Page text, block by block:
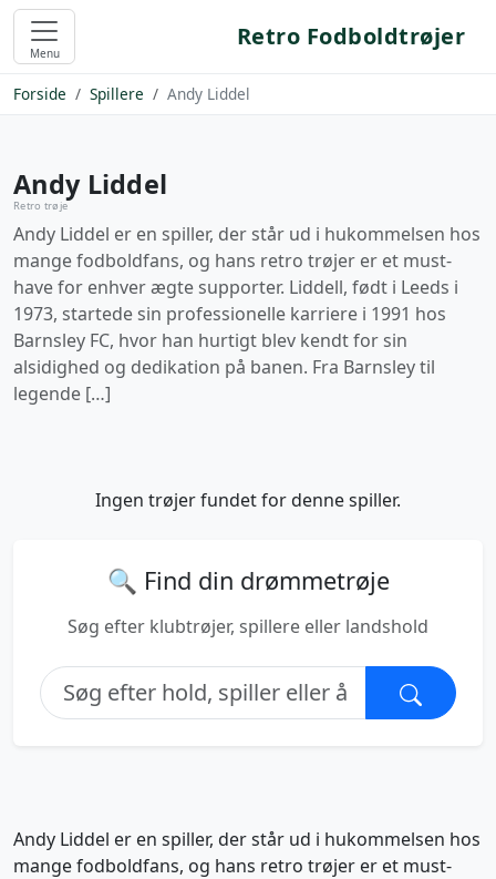
Menu
Retro Fodboldtrøjer
Forside Spillere Andy Liddel
Andy Liddel
Retro trøje
Andy Liddel er en spiller, der står ud i hukommelsen hos
mange fodboldfans, og hans retro trøjer er et must-
have for enhver ægte supporter. Liddell, født i Leeds i
1973, startede sin professionelle karriere i 1991 hos
Barnsley FC, hvor han hurtigt blev kendt for sin
alsidighed og dedikation på banen. Fra Barnsley til
legende […]
Ingen trøjer fundet for denne spiller.
🔍 Find din drømmetrøje
Søg efter klubtrøjer, spillere eller landshold
Andy Liddel er en spiller, der står ud i hukommelsen hos
mange fodboldfans, og hans retro trøjer er et must-